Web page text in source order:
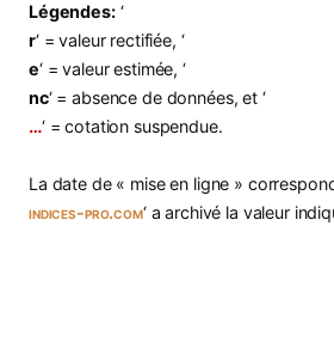
Légendes:‘
r‘ = valeur rectifiée, ‘
e‘ = valeur estimée, ‘
nc‘ = absence de données, et ‘
…‘ = cotation suspendue.
La date de « mise en ligne »
indices-pro.com‘ a archivé la valeur